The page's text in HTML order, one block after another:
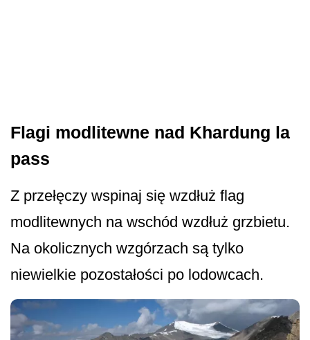
Flagi modlitewne nad Khardung la
pass
Z przełęczy wspinaj się wzdłuż flag
modlitewnych na wschód wzdłuż grzbietu.
Na okolicznych wzgórzach są tylko
niewielkie pozostałości po lodowcach.